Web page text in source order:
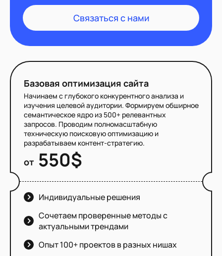
Связаться с нами
Базовая оптимизация сайта
Начинаем с глубокого конкурентного анализа и
изучения целевой аудитории. Формируем обширное
семантическое ядро из 500+ релевантных
запросов. Проводим полномасштабную
техническую поисковую оптимизацию и
разрабатываем контент-стратегию.
от 550$
Индивидуальные решения
Сочетаем проверенные методы с
актуальными трендами
Опыт 100+ проектов в разных нишах